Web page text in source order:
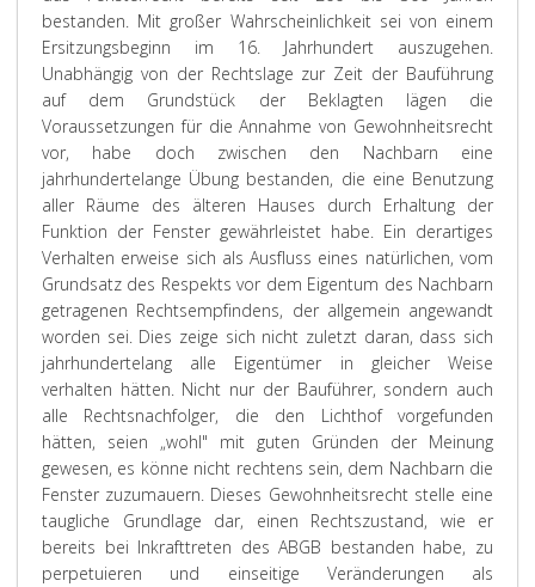
bestanden. Mit großer Wahrscheinlichkeit sei von einem
Ersitzungsbeginn im 16. Jahrhundert auszugehen.
Unabhängig von der Rechtslage zur Zeit der Bauführung
auf dem Grundstück der Beklagten lägen die
Voraussetzungen für die Annahme von Gewohnheitsrecht
vor, habe doch zwischen den Nachbarn eine
jahrhundertelange Übung bestanden, die eine Benutzung
aller Räume des älteren Hauses durch Erhaltung der
Funktion der Fenster gewährleistet habe. Ein derartiges
Verhalten erweise sich als Ausfluss eines natürlichen, vom
Grundsatz des Respekts vor dem Eigentum des Nachbarn
getragenen Rechtsempfindens, der allgemein angewandt
worden sei. Dies zeige sich nicht zuletzt daran, dass sich
jahrhundertelang alle Eigentümer in gleicher Weise
verhalten hätten. Nicht nur der Bauführer, sondern auch
alle Rechtsnachfolger, die den Lichthof vorgefunden
hätten, seien „wohl" mit guten Gründen der Meinung
gewesen, es könne nicht rechtens sein, dem Nachbarn die
Fenster zuzumauern. Dieses Gewohnheitsrecht stelle eine
taugliche Grundlage dar, einen Rechtszustand, wie er
bereits bei Inkrafttreten des ABGB bestanden habe, zu
perpetuieren und einseitige Veränderungen als